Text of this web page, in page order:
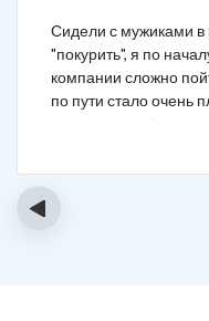
Сидели с мужиками в
"покурить", я по
компании сложно
по пути стало очень
чувствовал что
что быстро
меня начало
‹